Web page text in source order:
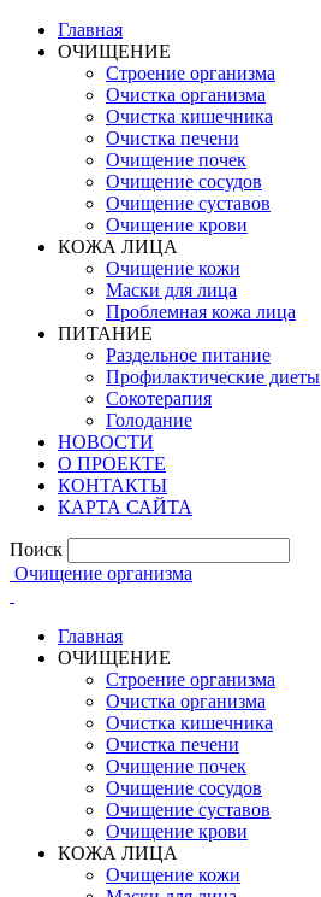
Главная
ОЧИЩЕНИЕ
Строение организма
Очистка организма
Очистка кишечника
Очистка печени
Очищение почек
Очищение сосудов
Очищение суставов
Очищение крови
КОЖА ЛИЦА
Очищение кожи
Маски для лица
Проблемная кожа лица
ПИТАНИЕ
Раздельное питание
Профилактические диеты
Сокотерапия
Голодание
НОВОСТИ
О ПРОЕКТЕ
КОНТАКТЫ
КАРТА САЙТА
Поиск
Очищение организма
Главная
ОЧИЩЕНИЕ
Строение организма
Очистка организма
Очистка кишечника
Очистка печени
Очищение почек
Очищение сосудов
Очищение суставов
Очищение крови
КОЖА ЛИЦА
Очищение кожи